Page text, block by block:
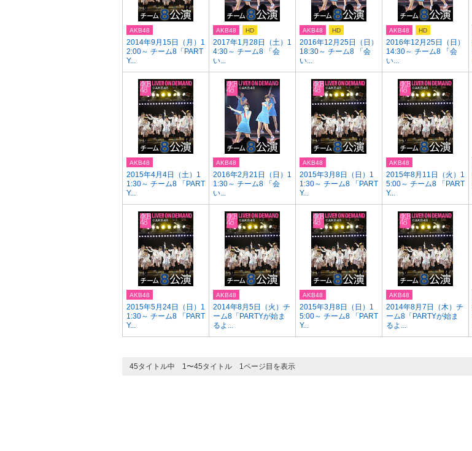
2014年9月15日（月）1
2:00～ チーム8「PART
Y...
AKB48
2017年1月28日（土）1
4:30～ チーム8 「会
い...
AKB48 HD
2016年12月25日（日）
18:30～ チーム8 「会
い...
AKB48 HD
2016年12月25日（日）
14:30～ チーム8 「会
い...
AKB48 HD
2015年4月4日（土）1
1:30～ チーム8 「PART
Y...
AKB48
2016年2月21日（日）1
1:30～ チーム8 「会
い...
AKB48
2015年3月8日（日）1
1:30～ チーム8 「PART
Y...
AKB48
2015年8月11日（火）1
5:00～ チーム8 「PART
Y...
AKB48
2015年5月24日（日）1
1:30～ チーム8 「PART
Y...
AKB48
2014年8月5日（火）チ
ーム8「PARTYが始ま
るよ...
AKB48
2015年3月8日（日）1
5:00～ チーム8 「PART
Y...
AKB48
2014年8月7日（木）チ
ーム8「PARTYが始ま
るよ...
AKB48
45タイトル中 1〜45タイトル 1ページ目を表示